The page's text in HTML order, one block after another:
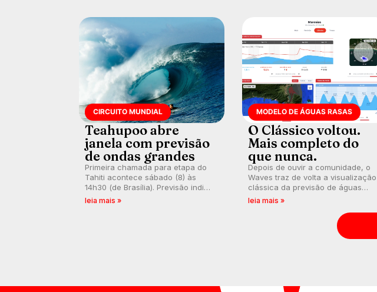
CIRCUITO MUNDIAL
Teahupoo abre
janela com previsão
de ondas grandes
Primeira chamada para etapa do
Tahiti acontece sábado (8) às
14h30 (de Brasília). Previsão indica
swell consistente. Medina
leia mais »
MODELO DE ÁGUAS RASAS
O Clássico voltou.
Mais completo do
que nunca.
Depois de ouvir a comunidade, o
Waves traz de volta a visualização
clássica da previsão de águas
rasas, agora integrada à nova
leia mais »